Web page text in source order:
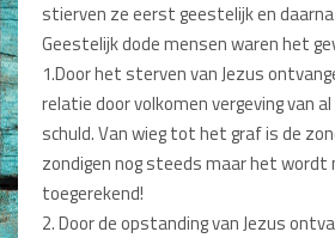
stierven ze eerst geestelijk en
Geestelijk dode mensen waren het
1.Door het sterven van Jezus
relatie door volkomen vergeving van
schuld. Van wieg tot het graf is de
zondigen nog steeds maar het wordt
toegerekend!
2. Door de opstanding van Jezus